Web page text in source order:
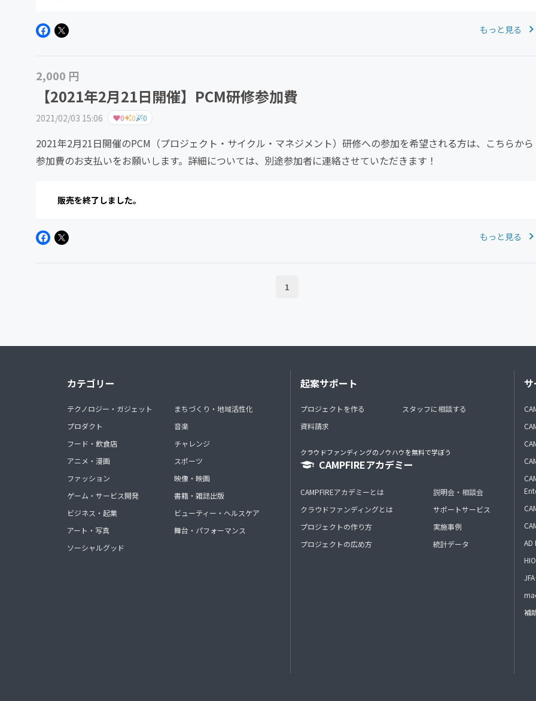
もっと見る
2,000 円
【2021年2月21日開催】PCM研修参加費
2021/02/03 15:06 0 0 0
2021年2月21日開催のPCM（プロジェクト・サイクル・マネジメント）研修への参加を希望される方は、こちらから
参加費のお支払いをお願いします。詳細については、別途参加者に連絡させていただきます！
販売を終了しました。
もっと見る
1
カテゴリー
テクノロジー・ガジェット
プロダクト
フード・飲食店
アニメ・漫画
ファッション
ゲーム・サービス開発
ビジネス・起業
アート・写真
ソーシャルグッド
まちづくり・地域活性化
音楽
チャレンジ
スポーツ
映像・映画
書籍・雑誌出版
ビューティー・ヘルスケア
舞台・パフォーマンス
起案サポート
プロジェクトを作る
資料請求
スタッフに相談する
クラウドファンディングのノウハウを無料で学ぼう
CAMPFIREアカデミー
CAMPFIREアカデミーとは
クラウドファンディングとは
プロジェクトの作り方
プロジェクトの広め方
説明会・相談会
サポートサービス
実施事例
統計データ
AD
補